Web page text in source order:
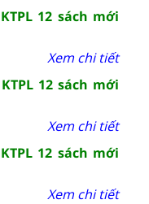
12 sách mới
Xem chi tiết
12 sách mới
Xem chi tiết
12 sách mới
Xem chi tiết